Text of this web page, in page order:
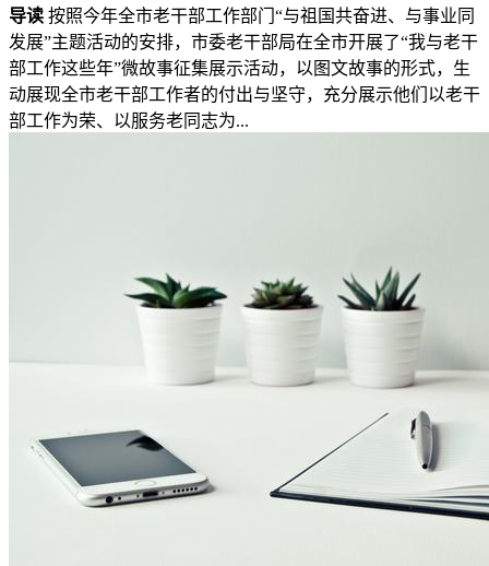
导读 按照今年全市老干部工作部门“与祖国共奋进、与事业同
发展”主题活动的安排，市委老干部局在全市开展了“我与老干
部工作这些年”微故事征集展示活动，以图文故事的形式，生
动展现全市老干部工作者的付出与坚守，充分展示他们以老干
部工作为荣、以服务老同志为...